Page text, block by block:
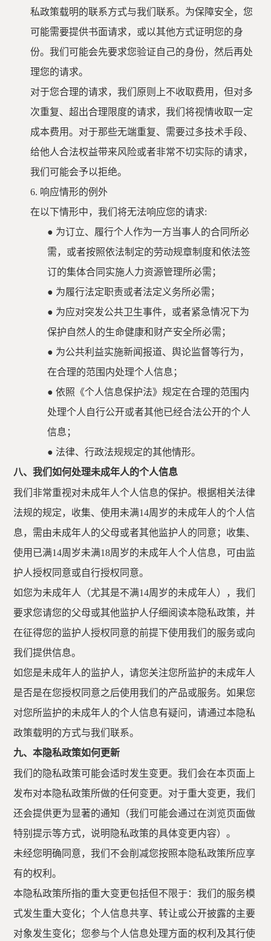
私政策载明的联系方式与我们联系。为保障安全，您
可能需要提供书面请求，或以其他方式证明您的身
份。我们可能会先要求您验证自己的身份，然后再处
理您的请求。
对于您合理的请求，我们原则上不收取费用，但对多
次重复、超出合理限度的请求，我们将视情收取一定
成本费用。对于那些无端重复、需要过多技术手段、
给他人合法权益带来风险或者非常不切实际的请求，
我们可能会予以拒绝。
6. 响应情形的例外
在以下情形中，我们将无法响应您的请求:
● 为订立、履行个人作为一方当事人的合同所必
需，或者按照依法制定的劳动规章制度和依法签
订的集体合同实施人力资源管理所必需；
● 为履行法定职责或者法定义务所必需；
● 为应对突发公共卫生事件，或者紧急情况下为
保护自然人的生命健康和财产安全所必需；
● 为公共利益实施新闻报道、舆论监督等行为，
在合理的范围内处理个人信息；
●依照《个人信息保护法》规定在合理的范围内
处理个人自行公开或者其他已经合法公开的个人
信息；
● 法律、行政法规规定的其他情形。
八、我们如何处理未成年人的个人信息
我们非常重视对未成年人个人信息的保护。根据相关法律
法规的规定，收集、使用未满14周岁的未成年人的个人信
息，需由未成年人的父母或者其他监护人的同意；收集、
使用已满14周岁未满18周岁的未成年人个人信息，可由监
护人授权同意或自行授权同意。
如您为未成年人（尤其是不满14周岁的未成年人），我们
要求您请您的父母或其他监护人仔细阅读本隐私政策，并
在征得您的监护人授权同意的前提下使用我们的服务或向
我们提供信息。
如您是未成年人的监护人，请您关注您所监护的未成年人
是否是在您授权同意之后使用我们的产品或服务。如果您
对您所监护的未成年人的个人信息有疑问，请通过本隐私
政策载明的方式与我们联系。
九、本隐私政策如何更新
我们的隐私政策可能会适时发生变更。我们会在本页面上
发布对本隐私政策所做的任何变更。对于重大变更，我们
还会提供更为显著的通知（我们可能会通过在浏览页面做
特别提示等方式，说明隐私政策的具体变更内容）。
未经您明确同意，我们不会削减您按照本隐私政策所应享
有的权利。
本隐私政策所指的重大变更包括但不限于：我们的服务模
式发生重大变化；个人信息共享、转让或公开披露的主要
对象发生变化；您参与个人信息处理方面的权利及其行使